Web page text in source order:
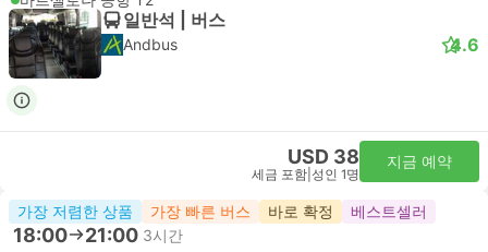
일반석 | 버스
Andbus 4.6
USD 38
세금 포함 성인 1명
지금 예약
가장 저렴한 상품 가장 빠른 버스 바로 확정 베스트셀러
18:00 21:00 3시간